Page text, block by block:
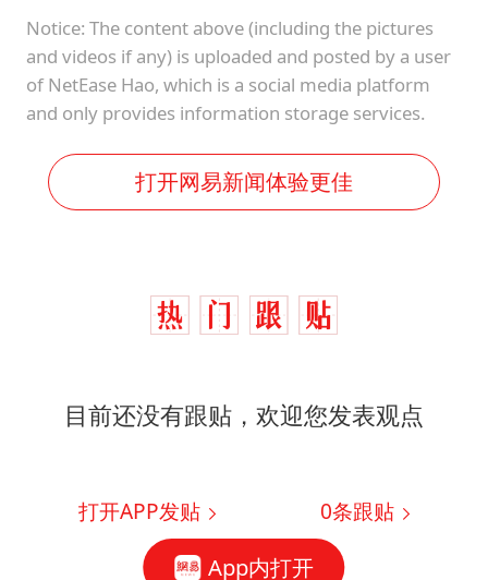
Notice: The content above (including the pictures
and videos if any) is uploaded and posted by a user
of NetEase Hao, which is a social media platform
and only provides information storage services.
打开网易新闻体验更佳
目前还没有跟贴，欢迎您发表观点
打开APP发贴 0条跟贴
App内打开